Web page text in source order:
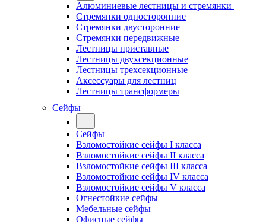
Алюминиевые лестницы и стремянки
Стремянки односторонние
Стремянки двусторонние
Стремянки передвижные
Лестницы приставные
Лестницы двухсекционные
Лестницы трехсекционные
Аксессуары для лестниц
Лестницы трансформеры
Сейфы
Сейфы
Взломостойкие сейфы I класса
Взломостойкие сейфы II класса
Взломостойкие сейфы III класса
Взломостойкие сейфы IV класса
Взломостойкие сейфы V класса
Огнестойкие сейфы
Мебельные сейфы
Офисные сейфы